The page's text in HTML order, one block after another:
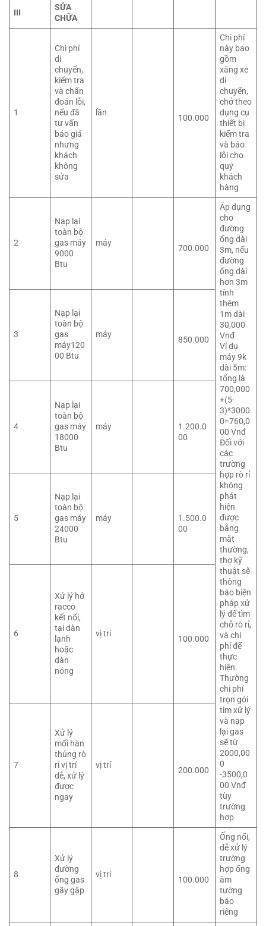
III
SỬA
CHỮA
1
Chi phí
di
chuyển,
kiểm tra
và chẩn
đoán lỗi,
nếu đã
tư vấn
báo giá
nhưng
khách
không
sửa
lần
100.000
Chi phí
này bao
gồm
xăng xe
di
chuyển,
chở theo
dụng cụ
thiết bị
kiểm tra
và báo
lỗi cho
quý
khách
hàng
2
Nạp lại
toàn bộ
gas máy
9000
Btu
máy
700.000
Áp dụng
cho
đường
ống dài
3m, nếu
đường
ống dài
hơn 3m
tính
thêm
1m dài
30,000
Vnđ
Ví dụ
máy 9k
dài 5m:
tổng là
700,000
+(5-
3)*3000
0=760,0
00 Vnđ
Đối với
các
trường
hợp rò rỉ
không
phát
hiện
được
bằng
mắt
thường,
thợ kỹ
thuật sẽ
thông
báo biện
pháp xử
lý để tìm
chỗ rò rỉ,
và chi
phí để
thực
hiện.
Thường
chi phí
trọn gói
tìm xử lý
và nạp
lại gas
sẽ từ
2000,00
0
-3500,0
00 Vnđ
tùy
trường
hợp
3
Nạp lại
toàn bộ
gas
máy120
00 Btu
máy
850.000
4
Nạp lại
toàn bộ
gas máy
18000
Btu
máy
1.200.0
00
5
Nạp lại
toàn bộ
gas máy
24000
Btu
máy
1.500.0
00
6
Xử lý hở
racco
kết nối,
tại dàn
lạnh
hoặc
dàn
nóng
vị trí
100.000
7
Xử lý
mối hàn
thủng rò
rỉ vị trí
dễ, xử lý
được
ngay
vị trí
200.000
8
Xử lý
đường
ống gas
gãy gập
vị trí
100.000
Ống nổi,
dễ xử lý
trường
hợp ống
âm
tường
báo
riêng